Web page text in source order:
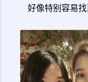
好像特别容易